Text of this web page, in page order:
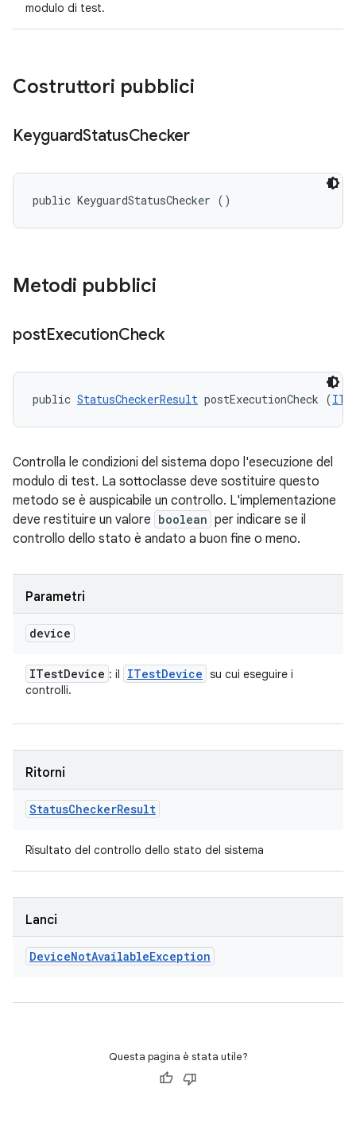
modulo di test.
Costruttori pubblici
KeyguardStatusChecker
public KeyguardStatusChecker ()
Metodi pubblici
postExecutionCheck
public StatusCheckerResult postExecutionCheck (
Controlla le condizioni del sistema dopo l'esecuzione del
modulo di test. La sottoclasse deve sostituire questo
metodo se è auspicabile un controllo. L'implementazione
deve restituire un valore boolean per indicare se il
controllo dello stato è andato a buon fine o meno.
Parametri
device
ITestDevice : il ITestDevice su cui eseguire i
controlli.
Ritorni
StatusCheckerResult
Risultato del controllo dello stato del sistema
Lanci
DeviceNotAvailableException
Questa pagina è stata utile?